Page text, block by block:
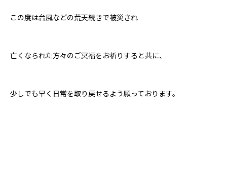
この度は台風などの荒天続きで被災され
亡くなられた方々のご冥福をお祈りすると共に、
少しでも早く日常を取り戻せるよう願っております。